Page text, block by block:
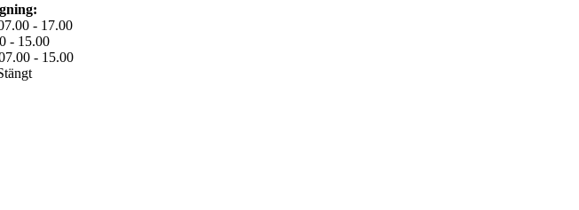
- 17.00
- 15.00
- 15.00